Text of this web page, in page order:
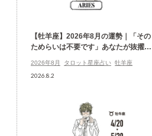
【牡羊座】2026年8月の運勢｜「その
ためらいは不要です」あなたが抜擢さ
2026年8月 タロット星座占い 牡羊座
2026.8.2